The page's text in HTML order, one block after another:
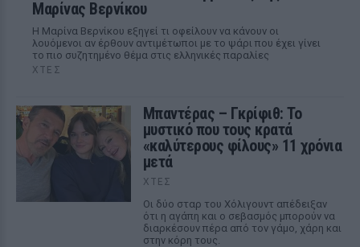
Μαρίνας Βερνίκου
Η Μαρίνα Βερνίκου εξηγεί τι οφείλουν να κάνουν οι
λουόμενοι αν έρθουν αντιμέτωποι με το ψάρι που έχει γίνει
το πιο συζητημένο θέμα στις ελληνικές παραλίες
ΧΤΕΣ
Μπαντέρας – Γκρίφιθ: Το
μυστικό που τους κρατά
«καλύτερους φίλους» 11 χρόνια
μετά
ΧΤΕΣ
Οι δύο σταρ του Χόλιγουντ απέδειξαν
ότι η αγάπη και ο σεβασμός μπορούν να
διαρκέσουν πέρα από τον γάμο, χάρη και
στην κόρη τους.